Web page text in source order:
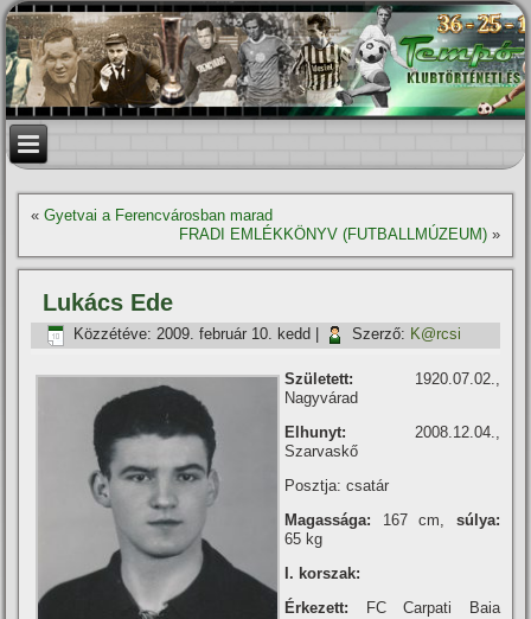
«Gyetvai a Ferencvárosban marad
FRADI EMLÉKKÖNYV (FUTBALLMÚZEUM)»
Lukács Ede
Közzétéve: 2009. február 10. kedd Szerző: K@rcsi
Született: 1920.07.02.,
Nagyvárad
Elhunyt: 2008.12.04.,
Szarvaskő
Posztja: csatár
Magassága: 167 cm, súlya:
65 kg
I. korszak:
Érkezett: FC Carpati Baia